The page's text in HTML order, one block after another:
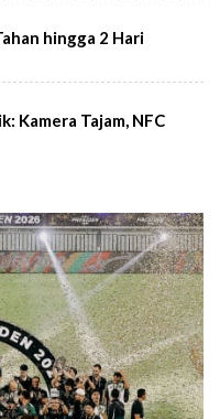
hingga 2 Hari
Kamera Tajam, NFC